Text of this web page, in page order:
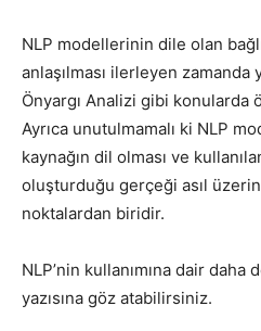
NLP modellerinin dile olan
anlaşılması ilerleyen zamanda
Önyargı Analizi gibi konularda
Ayrıca unutulmamalı ki NLP
kaynağın dil olması ve
oluşturduğu gerçeği asıl
noktalardan biridir.
NLP’nin kullanımına dair daha
yazısına göz atabilirsiniz.